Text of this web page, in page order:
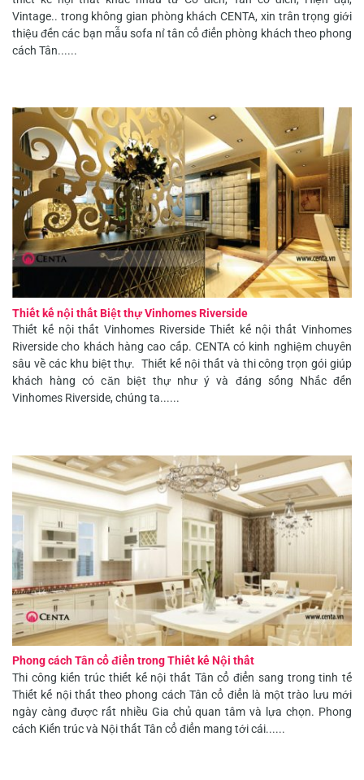
Vintage.. trong không gian phòng khách CENTA, xin trân trọng giới
thiệu đến các bạn mẫu sofa nỉ tân cổ điển phòng khách theo phong
cách Tân......
Thiết kế nội thất Biệt thự Vinhomes Riverside
Thiết kế nội thất Vinhomes Riverside Thiết kế nội thất Vinhomes
Riverside cho khách hàng cao cấp. CENTA có kinh nghiệm chuyên
sâu về các khu biệt thự. Thiết kế nội thất và thi công trọn gói giúp
khách hàng có căn biệt thự như ý và đáng sống Nhắc đến
Vinhomes Riverside, chúng ta......
Phong cách Tân cổ điển trong Thiết kế Nội thất
Thi công kiến trúc thiết kế nội thất Tân cổ điển sang trong tinh tế
Thiết kế nội thất theo phong cách Tân cổ điển là một trào lưu mới
ngày càng được rất nhiều Gia chủ quan tâm và lựa chọn. Phong
cách Kiến trúc và Nội thất Tân cổ điển mang tới cái......